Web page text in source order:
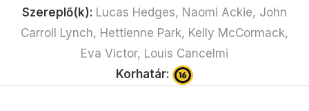
Szereplő(k): Lucas Hedges, Naomi Ackie, John
Carroll Lynch, Hettienne Park, Kelly McCormack,
Eva Victor, Louis Cancelmi
Korhatár: